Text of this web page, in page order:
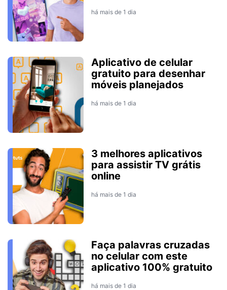
há mais de 1 dia
Aplicativo de celular
gratuito para desenhar
móveis planejados
há mais de 1 dia
3 melhores aplicativos
para assistir TV grátis
online
há mais de 1 dia
Faça palavras cruzadas
no celular com este
aplicativo 100% gratuito
há mais de 1 dia